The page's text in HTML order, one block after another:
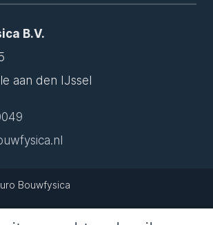
B.V.
aan den IJssel
Bouwfysica